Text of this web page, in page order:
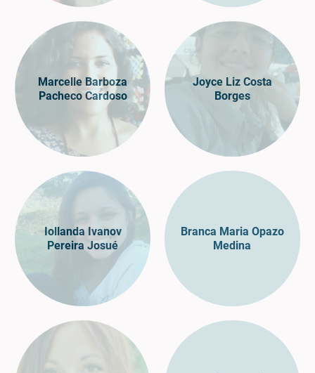
Marcelle Barboza
Pacheco Cardoso
Joyce Liz Costa
Borges
Iollanda Ivanov
Pereira Josué
Branca Maria Opazo
Medina